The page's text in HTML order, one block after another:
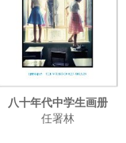
八十年代中学生画册
任署林